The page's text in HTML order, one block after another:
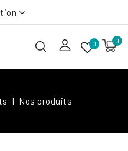
0
0
Nos produits